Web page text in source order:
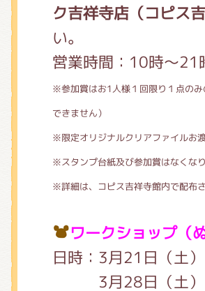
ク吉祥寺店（コピス
い。
営業時間：10時～21
※参加賞はお1人様１回限り１点の
できません）
※限定オリジナルクリアファイルお
※スタンプ台紙及び参加賞はなくな
※詳細は、コピス吉祥寺館内で配布
ワークショップ（
日時：3月21日（土）
3月28日（土）